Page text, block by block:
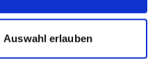
Auswahl erlauben